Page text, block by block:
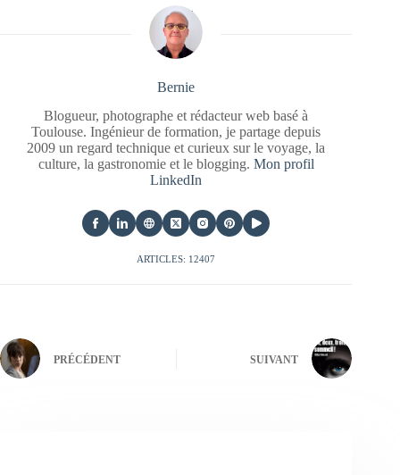
Bernie
Blogueur, photographe et rédacteur web basé à
Toulouse. Ingénieur de formation, je partage depuis
2009 un regard technique et curieux sur le voyage, la
culture, la gastronomie et le blogging. Mon profil
LinkedIn
ARTICLES: 12407
PRÉCÉDENT SUIVANT